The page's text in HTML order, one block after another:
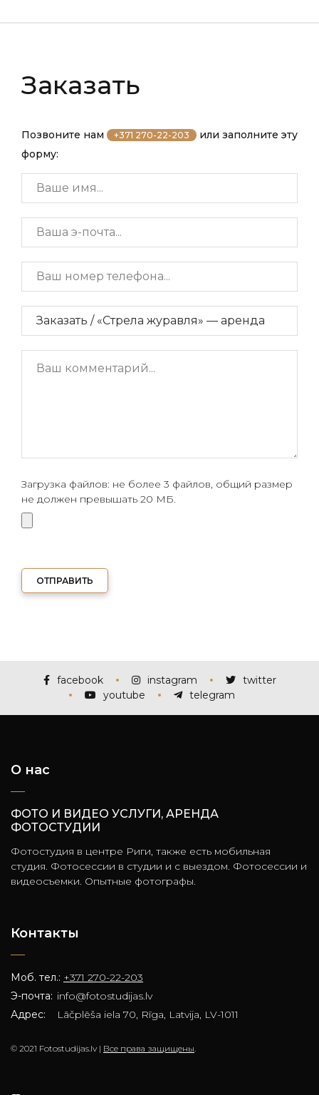
Заказать
Позвоните нам +371 270-22-203
или заполните эту
форму:
Загрузка файлов: не более 3 файлов, общий размер
не должен превышать 20 МБ.
ОТПРАВИТЬ
facebook instagram
twitter
youtube
telegram
О нас
ФОТО И ВИДЕО УСЛУГИ, АРЕНДА
ФОТОСТУДИИ
Фотостудия в центре Риги, также есть мобильная
студия. Фотосессии в студии и с выездом. Фотосессии и
видеосъемки. Опытные фотографы.
Контакты
Моб. тел.: +371 270-22-203
Э-почта: info@fotostudijas.lv
Адрес:
Lāčplēša iela 70, Rīga, Latvija, LV-1011
© 2021 Fotostudijas.lv | Все права защищены